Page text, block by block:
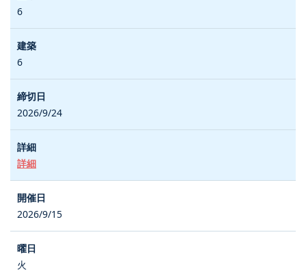
6
6
2026/9/24
詳細
2026/9/15
火